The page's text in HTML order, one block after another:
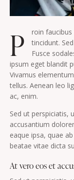
P
roin
tincidunt.
Fusce
ipsum eget blandit
Vivamus
tellus. Aenean leo
ac, enim.
Sed ut perspiciatis,
accusantium
eaque ipsa, quae
beatae vitae dicta
At vero eos et